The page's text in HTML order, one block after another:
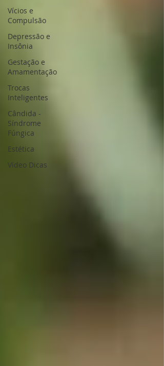
Vícios e
Compulsão
Depressão e
Insônia
Gestação e
Amamentação
Trocas
Inteligentes
Cândida -
Síndrome
Fúngica
Estética
Vídeo Dicas